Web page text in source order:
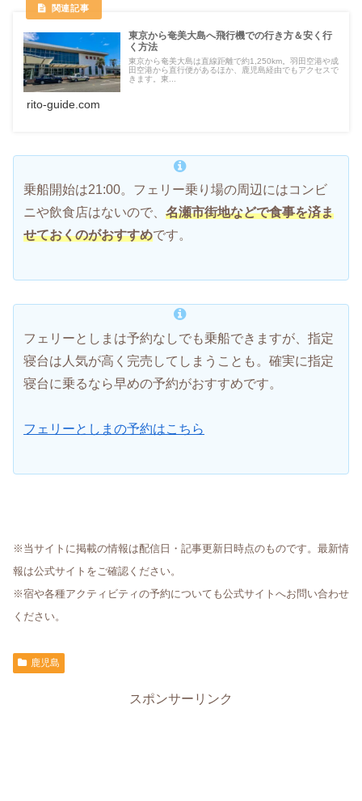
東京から奄美大島へ飛行機での行き方＆安く行
く方法
東京から奄美大島は直線距離で約1,250km。羽田空港や成
田空港から直行便があるほか、鹿児島経由でもアクセスで
きます。東...
rito-guide.com
乗船開始は21:00。フェリー乗り場の周辺にはコンビ
ニや飲食店はないので、 名瀬市街地などで食事を済ま
せておくのがおすすめです。
フェリーとしまは予約なしでも乗船できますが、指定
寝台は人気が高く完売してしまうことも。確実に指定
寝台に乗るなら早めの予約がおすすめです。
フェリーとしまの予約はこちら
※当サイトに掲載の情報は配信日・記事更新日時点のものです。最新情
報は公式サイトをご確認ください。
※宿や各種アクティビティの予約についても公式サイトへお問い合わせ
ください。
鹿児島
スポンサーリンク